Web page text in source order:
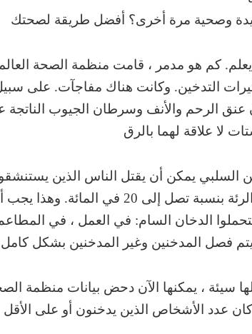
يعلم. كم هو مدمر ، قامت منظمة الصحة
التدخين. وكانت هناك مفاجآت. على
الرحم والأنف وسرطان الجيوب الناتجة
السلبي يمكن أن يقتل الناس الذين
خطر الإصابة بسرطان الرئة بنسبة
الدخان السام: في العمل ، في
سيئة ، يمكنها الآن دحض بيانات منظمة